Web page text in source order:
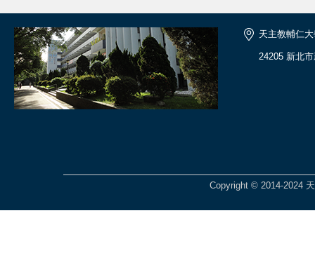
天主教輔仁
24205 新北
Copyright © 2014-2024